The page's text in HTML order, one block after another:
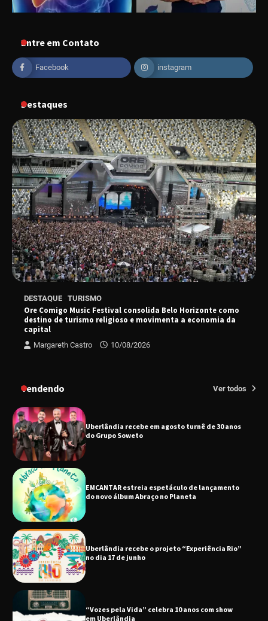
Entre em Contato
Facebook instagram
Destaques
DESTAQUE TURISMO
Ore Comigo Music Festival consolida Belo Horizonte como
destino de turismo religioso e movimenta a economia da
capital
Margareth Castro 10/08/2026
Tendendo Ver todos
Uberlândia recebe o projeto “Experiência Rio”
no dia 17 de junho
“Vozes pela Vida” celebra 10 anos com show
em Uberlândia
“Vem pra Praça!” reunirá arte, cultura e
gastronomia de Uberlândia em dois dias de
evento gratuito
“Uma prosa de valor” é o tema da roda de
conversa com o diretor e a produtora do
espetáculo Bárbara
“Tom na Fazenda” retorna à Uberlândia após
sucesso absoluto em 2025
Uberlândia recebe em agosto turnê de 30 anos
do Grupo Soweto
EMCANTAR estreia espetáculo de lançamento
do novo álbum Abraço no Planeta
Uberlândia recebe o projeto “Experiência Rio”
no dia 17 de junho
“Vozes pela Vida” celebra 10 anos com show
em Uberlândia